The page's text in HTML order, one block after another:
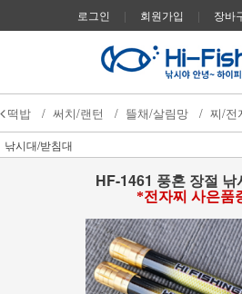
로그인 | 회원가입 | 장바
떡밥 / 써치/랜턴 / 뜰채/살림망 / 찌/전
낚시대/받침대
HF-1461 풍혼 장절 낚
*전자찌 사은품